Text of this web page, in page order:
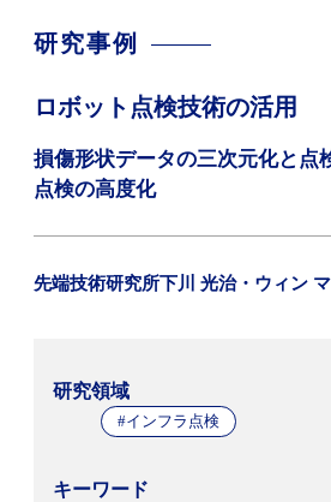
研究事例
ロボット点検技術の活用
損傷形状データの三次元化と点
点検の高度化
先端技術研究所下川 光治・ウィン
研究領域
#インフラ点検
キーワード